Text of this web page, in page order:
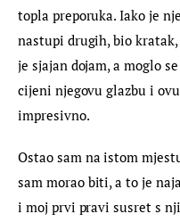
topla preporuka. Iako je
nastupi drugih, bio
je sjajan dojam, a moglo
cijeni njegovu glazbu i
impresivno.
Ostao sam na istom
sam morao biti, a to je
i moj prvi pravi susret s